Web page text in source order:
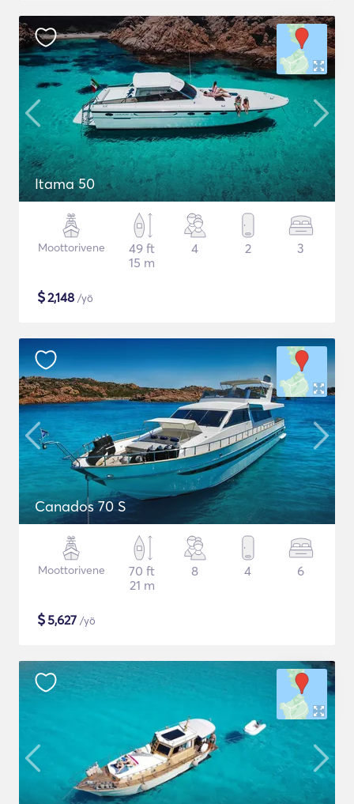
Itama 50
Moottorivene
49 ft
15 m
4 2 3
$2,148 /yö
Canados 70 S
Moottorivene
70 ft
21 m
8 4 6
$5,627 /yö